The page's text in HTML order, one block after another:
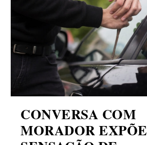
CONVERSA COM
MORADOR EXPÕE